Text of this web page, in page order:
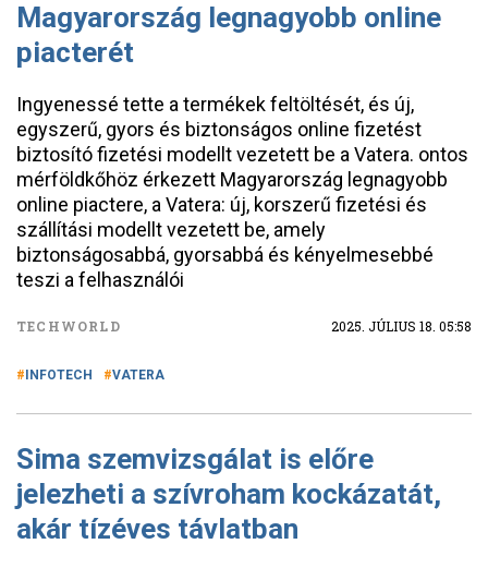
Magyarország legnagyobb online
piacterét
Ingyenessé tette a termékek feltöltését, és új,
egyszerű, gyors és biztonságos online fizetést
biztosító fizetési modellt vezetett be a Vatera. ontos
mérföldkőhöz érkezett Magyarország legnagyobb
online piactere, a Vatera: új, korszerű fizetési és
szállítási modellt vezetett be, amely
biztonságosabbá, gyorsabbá és kényelmesebbé
teszi a felhasználói
TECHWORLD 2025. JÚLIUS 18. 05:58
INFOTECH VATERA
Sima szemvizsgálat is előre
jelezheti a szívroham kockázatát,
akár tízéves távlatban